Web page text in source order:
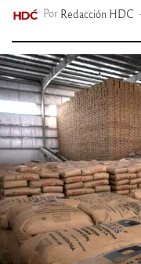
Por Redacción HDC